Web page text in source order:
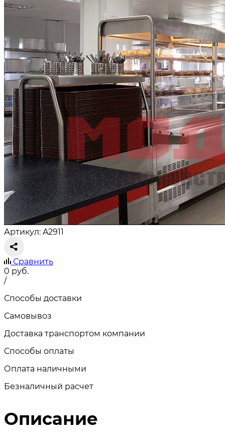
Артикул: A2911
Сравнить
0 руб.
/
Способы доставки
Самовывоз
Доставка транспортом компании
Способы оплаты
Оплата наличными
Безналичный расчет
Описание